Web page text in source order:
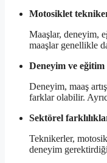
Motosiklet
Maaşlar, deneyim,
maaşlar genellikle
Deneyim ve
Deneyim, maaş
farklar olabilir.
Sektörel
Teknikerler,
deneyim